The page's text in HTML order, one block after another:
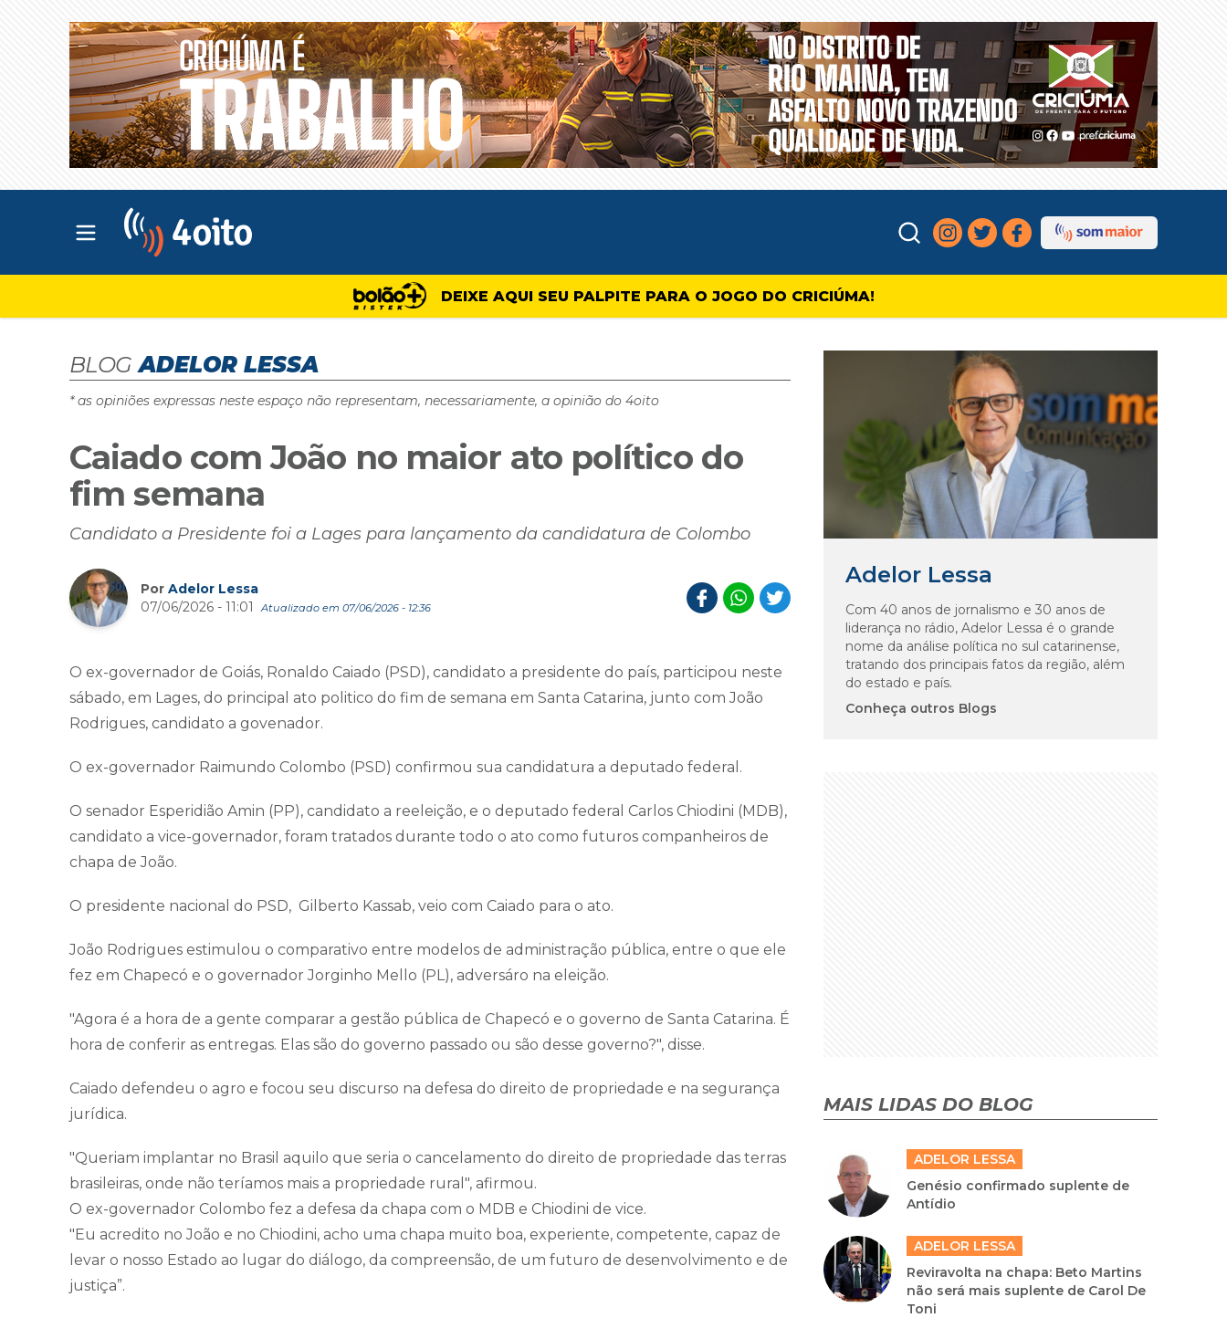
Abrir menu principal
DEIXE AQUI SEU PALPITE PARA O JOGO DO CRICIÚMA!
BLOG ADELOR LESSA
* as opiniões expressas neste espaço não representam, necessariamente, a opinião do 4oito
Caiado com João no maior ato político do
fim semana
Candidato a Presidente foi a Lages para lançamento da candidatura de Colombo
Por Adelor Lessa
07/06/2026 - 11:01
Atualizado em 07/06/2026 - 12:36
O ex-governador de Goiás, Ronaldo Caiado (PSD), candidato a presidente do país, participou neste
sábado, em Lages, do principal ato politico do fim de semana em Santa Catarina, junto com João
Rodrigues, candidato a govenador.
O ex-governador Raimundo Colombo (PSD) confirmou sua candidatura a deputado federal.
O senador Esperidião Amin (PP), candidato a reeleição, e o deputado federal Carlos Chiodini (MDB),
candidato a vice-governador, foram tratados durante todo o ato como futuros companheiros de
chapa de João.
O presidente nacional do PSD, Gilberto Kassab, veio com Caiado para o ato.
João Rodrigues estimulou o comparativo entre modelos de administração pública, entre o que ele
fez em Chapecó e o governador Jorginho Mello (PL), adversáro na eleição.
​"Agora é a hora de a gente comparar a gestão pública de Chapecó e o governo de Santa Catarina. É
hora de conferir as entregas. Elas são do governo passado ou são desse governo?", disse.
​Caiado defendeu o agro e focou seu discurso na defesa do direito de propriedade e na segurança
jurídica.
​"Queriam implantar no Brasil aquilo que seria o cancelamento do direito de propriedade das terras
brasileiras, onde não teríamos mais a propriedade rural", afirmou.
​O ex-governador Colombo fez a defesa da chapa com o MDB e Chiodini de vice.
"Eu acredito no João e no Chiodini, acho uma chapa muito boa, experiente, competente, capaz de
levar o nosso Estado ao lugar do diálogo, da compreensão, de um futuro de desenvolvimento e de
justiça”.
Adelor Lessa
Com 40 anos de jornalismo e 30 anos de
liderança no rádio, Adelor Lessa é o grande
nome da análise política no sul catarinense,
tratando dos principais fatos da região, além
do estado e país.
Conheça outros Blogs
MAIS LIDAS DO BLOG
ADELOR LESSA
Genésio confirmado suplente de
Antídio
ADELOR LESSA
Reviravolta na chapa: Beto Martins
não será mais suplente de Carol De
Toni